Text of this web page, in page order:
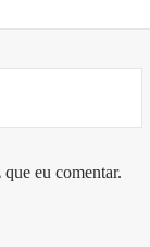
eu comentar.